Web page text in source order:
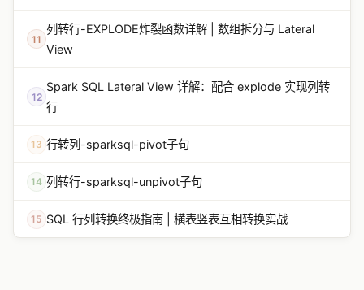
11
列转行-EXPLODE炸裂函数详解 | 数组拆分与 Lateral
View
12
Spark SQL Lateral View 详解：配合 explode 实现列转
行
13 行转列-sparksql-pivot子句
14 列转行-sparksql-unpivot子句
15 SQL 行列转换终极指南 | 横表竖表互相转换实战